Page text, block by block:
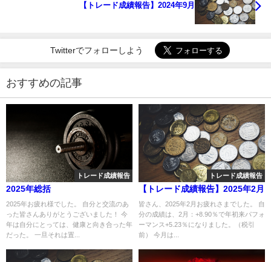
【トレード成績報告】2024年9月
Twitterでフォローしよう
おすすめの記事
トレード成績報告
2025年総括
2025年お疲れ様でした。 自分と交流のあ
った皆さんありがとうございました！ 今
年は自分にとっては、健康と向き合った年
だった。 一旦それは置...
トレード成績報告
【トレード成績報告】2025年2月
皆さん、2025年2月お疲れさまでした。 自
分の成績は、2月：+8.90％で年初来パフォ
ーマンス+5.23％になりました。（税引
前） 今月は...